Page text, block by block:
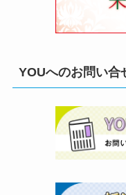
YOUへのお問い合